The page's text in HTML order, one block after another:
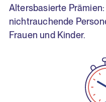
Altersbasierte
nichtrauchende
Frauen und Kinder.